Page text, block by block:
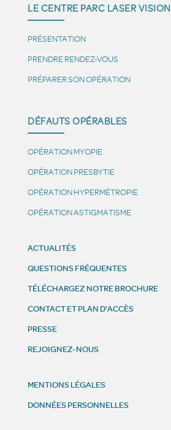
LE CENTRE PARC LASER VISION
PRÉSENTATION
PRENDRE RENDEZ-VOUS
PRÉPARER SON OPÉRATION
DÉFAUTS OPÉRABLES
OPÉRATION MYOPIE
OPÉRATION PRESBYTIE
OPÉRATION HYPERMÉTROPIE
OPÉRATION ASTIGMATISME
ACTUALITÉS
QUESTIONS FRÉQUENTES
TÉLÉCHARGEZ NOTRE BROCHURE
CONTACT ET PLAN D'ACCÈS
PRESSE
REJOIGNEZ-NOUS
MENTIONS LÉGALES
DONNÉES PERSONNELLES